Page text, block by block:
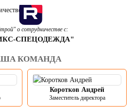
о сотрудничестве с:
СПЕЦОДЕЖДА"
КОМАНДА
Коротков Андрей
Заместитель директора